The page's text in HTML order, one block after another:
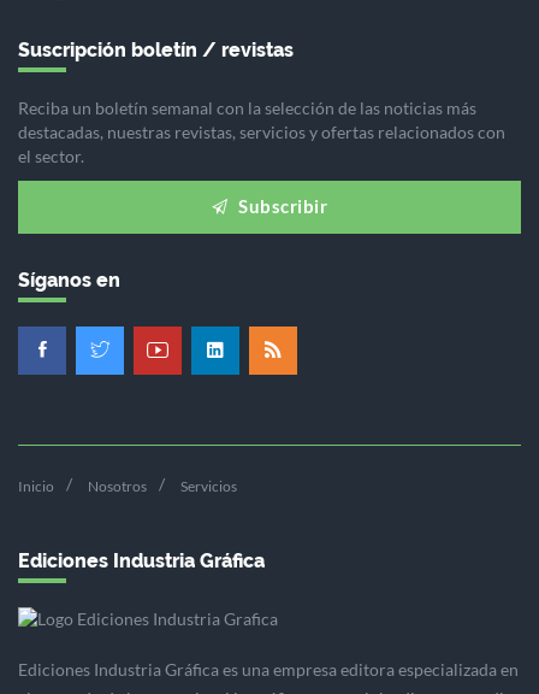
Suscripción boletín / revistas
Reciba un boletín semanal con la selección de las noticias más
destacadas, nuestras revistas, servicios y ofertas relacionados con
el sector.
Subscribir
Síganos en
Inicio Nosotros Servicios
Ediciones Industria Gráfica
Ediciones Industria Gráfica es una empresa editora especializada en